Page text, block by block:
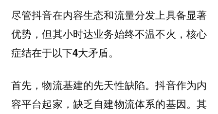
尽管抖音在内容生态和流量分发上具备显著
优势，但其小时达业务始终不温不火，核心
症结在于以下4大矛盾。
首先，物流基建的先天性缺陷。抖音作为内
容平台起家，缺乏自建物流体系的基因。其